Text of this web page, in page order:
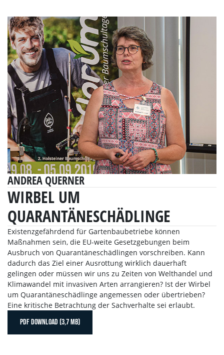
ANDREA QUERNER
WIRBEL UM
QUARANTÄNESCHÄDLINGE
Existenzgefährdend für Gartenbaubetriebe können
Maßnahmen sein, die EU-weite Gesetzgebungen beim
Ausbruch von Quarantäneschädlingen vorschreiben. Kann
dadurch das Ziel einer Ausrottung wirklich dauerhaft
gelingen oder müssen wir uns zu Zeiten von Welthandel und
Klimawandel mit invasiven Arten arrangieren? Ist der Wirbel
um Quarantäneschädlinge angemessen oder übertrieben?
Eine kritische Betrachtung der Sachverhalte sei erlaubt.
PDF DOWNLOAD (3,7 MB)